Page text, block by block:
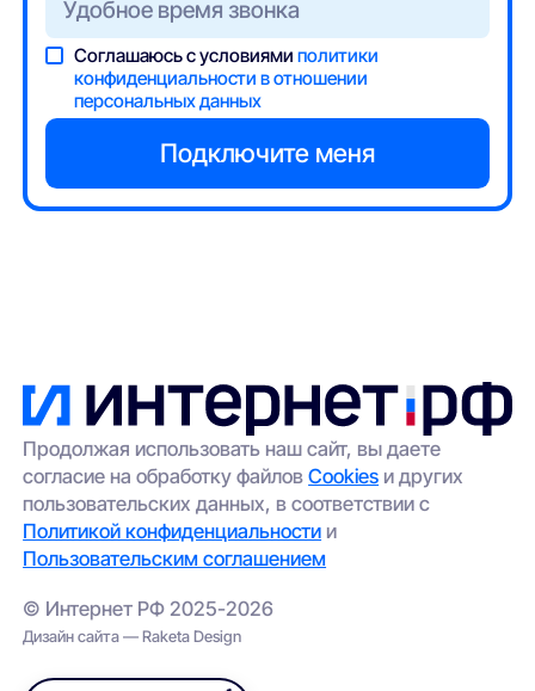
Соглашаюсь с условиямиполитики
конфиденциальности в отношении
персональных данных
Продолжая использовать наш сайт, вы даете
согласие на обработку файловCookies и других
пользовательских данных, в соответствии с
Политикой конфиденциальности и
Пользовательским соглашением
© Интернет РФ 2025-2026
Дизайн сайта — Raketa Design